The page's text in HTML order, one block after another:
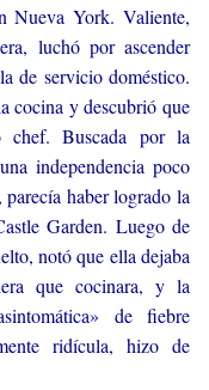
Nueva York. Valiente,
luchó por ascender
de servicio doméstico.
cocina y descubrió que
chef. Buscada por la
independencia poco
haber logrado la
Garden. Luego de
notó que ella dejaba
que cocinara, y la
de fiebre
ridícula, hizo de